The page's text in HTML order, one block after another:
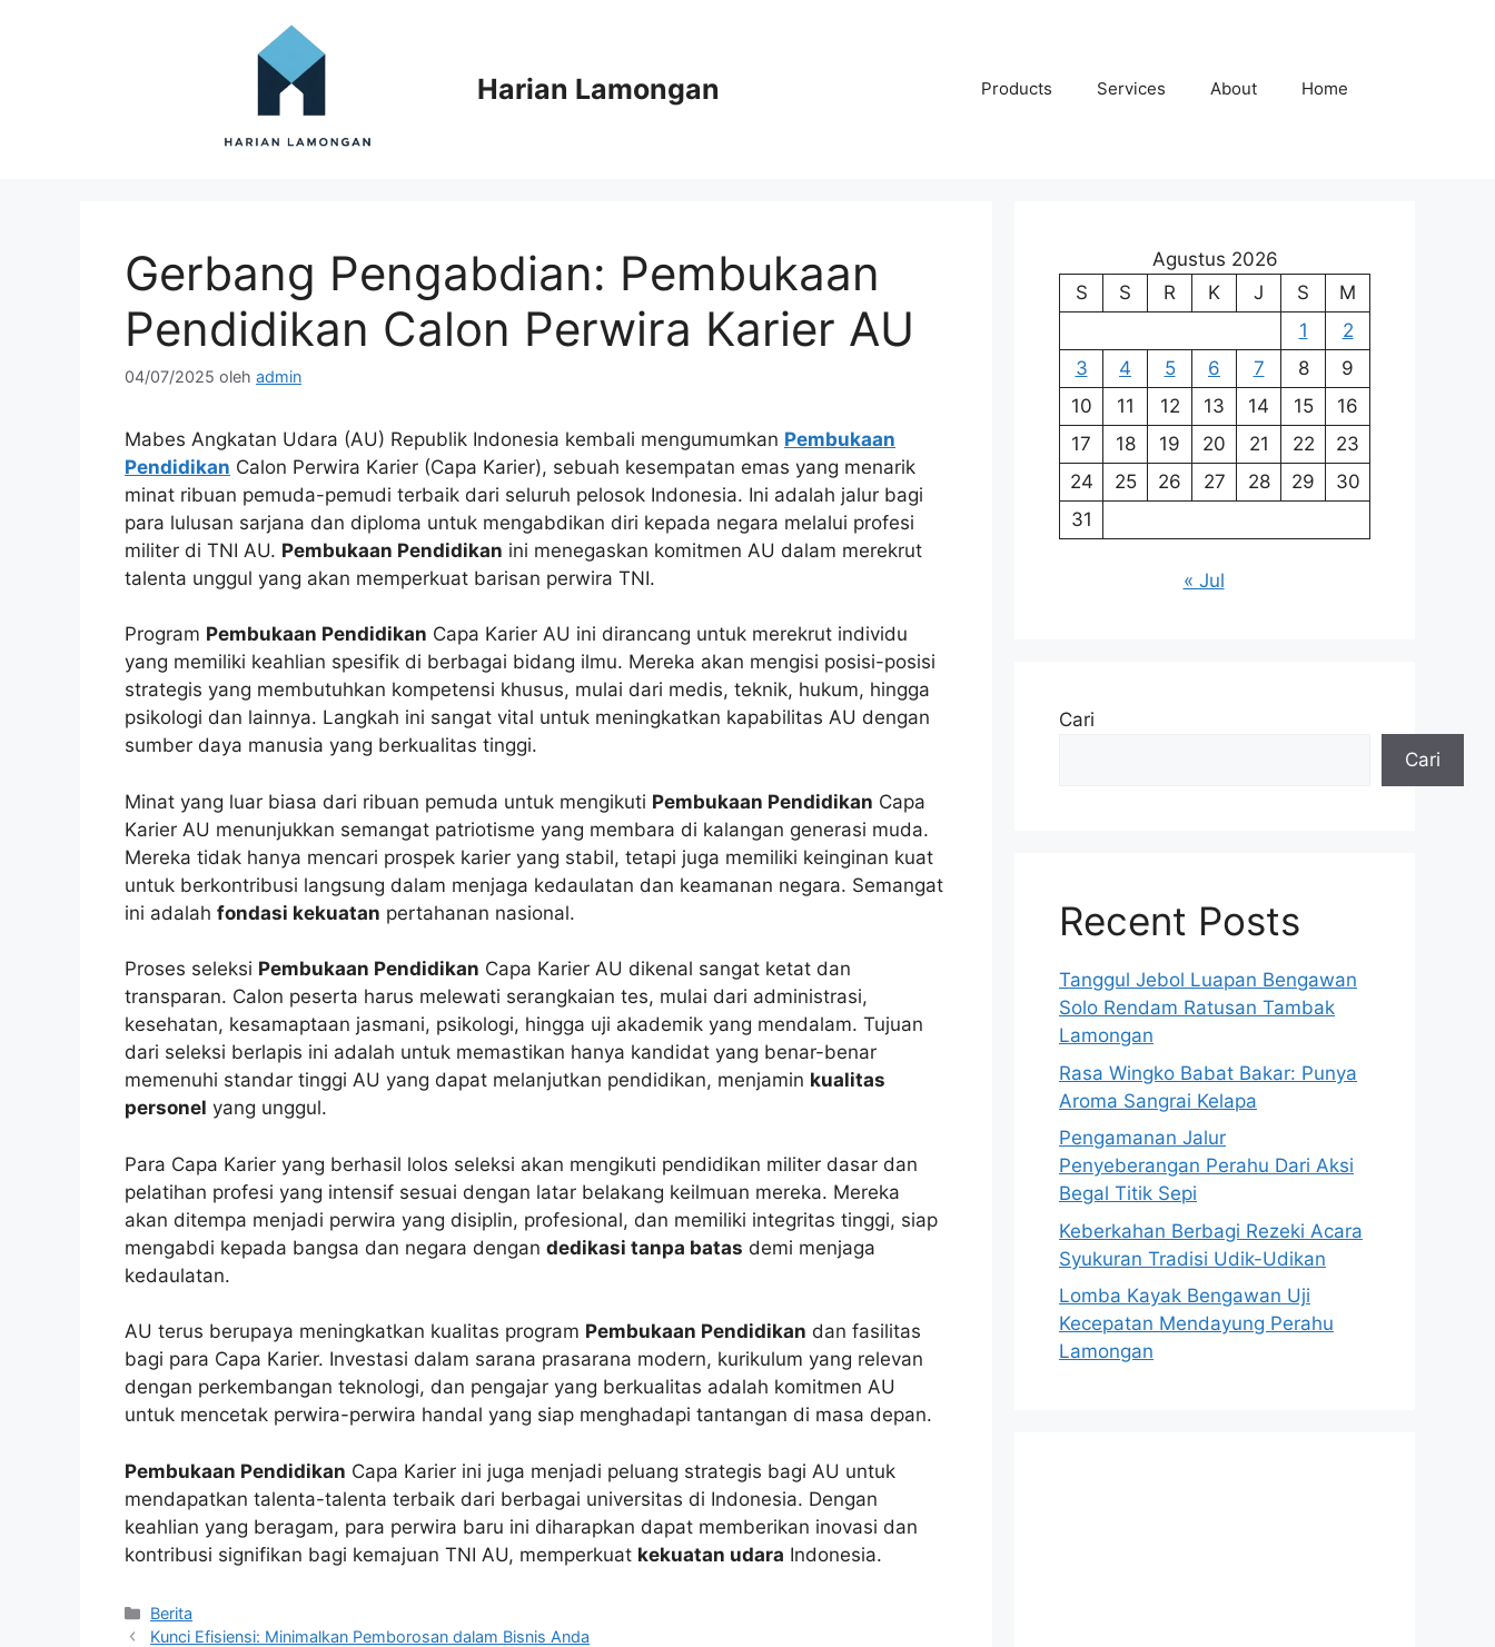
Harian Lamongan Products Services About Home
Gerbang Pengabdian: Pembukaan
Pendidikan Calon Perwira Karier AU
04/07/2025 oleh admin
Mabes Angkatan Udara (AU) Republik Indonesia kembali mengumumkan Pembukaan
Pendidikan Calon Perwira Karier (Capa Karier), sebuah kesempatan emas yang menarik
minat ribuan pemuda-pemudi terbaik dari seluruh pelosok Indonesia. Ini adalah jalur bagi
para lulusan sarjana dan diploma untuk mengabdikan diri kepada negara melalui profesi
militer di TNI AU. Pembukaan Pendidikan ini menegaskan komitmen AU dalam merekrut
talenta unggul yang akan memperkuat barisan perwira TNI.
Program Pembukaan Pendidikan Capa Karier AU ini dirancang untuk merekrut individu
yang memiliki keahlian spesifik di berbagai bidang ilmu. Mereka akan mengisi posisi-posisi
strategis yang membutuhkan kompetensi khusus, mulai dari medis, teknik, hukum, hingga
psikologi dan lainnya. Langkah ini sangat vital untuk meningkatkan kapabilitas AU dengan
sumber daya manusia yang berkualitas tinggi.
Minat yang luar biasa dari ribuan pemuda untuk mengikuti Pembukaan Pendidikan Capa
Karier AU menunjukkan semangat patriotisme yang membara di kalangan generasi muda.
Mereka tidak hanya mencari prospek karier yang stabil, tetapi juga memiliki keinginan kuat
untuk berkontribusi langsung dalam menjaga kedaulatan dan keamanan negara. Semangat
ini adalah fondasi kekuatan pertahanan nasional.
Proses seleksi Pembukaan Pendidikan Capa Karier AU dikenal sangat ketat dan
transparan. Calon peserta harus melewati serangkaian tes, mulai dari administrasi,
kesehatan, kesamaptaan jasmani, psikologi, hingga uji akademik yang mendalam. Tujuan
dari seleksi berlapis ini adalah untuk memastikan hanya kandidat yang benar-benar
memenuhi standar tinggi AU yang dapat melanjutkan pendidikan, menjamin kualitas
personel yang unggul.
Para Capa Karier yang berhasil lolos seleksi akan mengikuti pendidikan militer dasar dan
pelatihan profesi yang intensif sesuai dengan latar belakang keilmuan mereka. Mereka
akan ditempa menjadi perwira yang disiplin, profesional, dan memiliki integritas tinggi, siap
mengabdi kepada bangsa dan negara dengan dedikasi tanpa batas demi menjaga
kedaulatan.
AU terus berupaya meningkatkan kualitas program Pembukaan Pendidikan dan fasilitas
bagi para Capa Karier. Investasi dalam sarana prasarana modern, kurikulum yang relevan
dengan perkembangan teknologi, dan pengajar yang berkualitas adalah komitmen AU
untuk mencetak perwira-perwira handal yang siap menghadapi tantangan di masa depan.
Pembukaan Pendidikan Capa Karier ini juga menjadi peluang strategis bagi AU untuk
mendapatkan talenta-talenta terbaik dari berbagai universitas di Indonesia. Dengan
keahlian yang beragam, para perwira baru ini diharapkan dapat memberikan inovasi dan
kontribusi signifikan bagi kemajuan TNI AU, memperkuat kekuatan udara Indonesia.
Kategori
Berita
Kunci Efisiensi: Minimalkan Pemborosan dalam Bisnis Anda
Agustus 2026
S
S R K J S
M
1
2
3
4 5 6 7 8
9
10
11 12 13 14 15
16
17
18 19 20 21 22
23
24
25 26 27 28 29
30
31
« Jul
Cari
Cari
Recent Posts
Tanggul Jebol Luapan Bengawan
Solo Rendam Ratusan Tambak
Lamongan
Rasa Wingko Babat Bakar: Punya
Aroma Sangrai Kelapa
Pengamanan Jalur
Penyeberangan Perahu Dari Aksi
Begal Titik Sepi
Keberkahan Berbagi Rezeki Acara
Syukuran Tradisi Udik-Udikan
Lomba Kayak Bengawan Uji
Kecepatan Mendayung Perahu
Lamongan